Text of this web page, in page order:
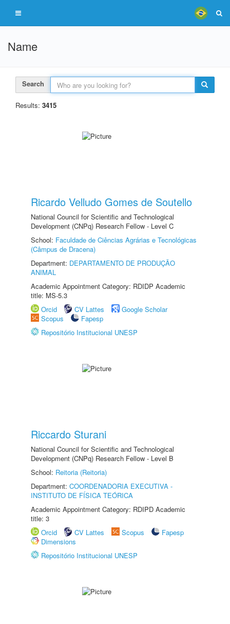
Name
Search
Results: 3415
Ricardo Velludo Gomes de Soutello
National Council for Scientific and Technological
Development (CNPq) Research Fellow - Level C
School: Faculdade de Ciências Agrárias e Tecnológicas
(Câmpus de Dracena)
Department: DEPARTAMENTO DE PRODUÇÃO
ANIMAL
Academic Appointment Category: RDIDP Academic
title: MS-5.3
Orcid
CV Lattes
Google Scholar
Scopus
Fapesp
Repositório Institucional UNESP
Riccardo Sturani
National Council for Scientific and Technological
Development (CNPq) Research Fellow - Level B
School: Reitoria (Reitoria)
Department: COORDENADORIA EXECUTIVA -
INSTITUTO DE FÍSICA TEÓRICA
Academic Appointment Category: RDIPD Academic
title: 3
Orcid
CV Lattes Scopus
Fapesp
Dimensions
Repositório Institucional UNESP